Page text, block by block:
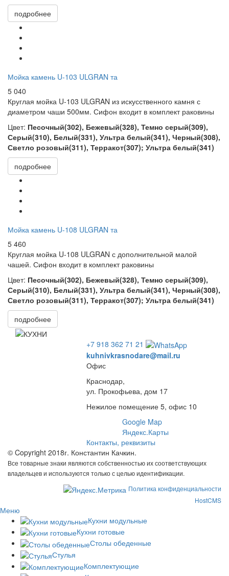
подробнее
Мойка камень U-103 ULGRAN та
5 040
Круглая мойка U-103 ULGRAN из искусственного камня с
диаметром чаши 500мм. Сифон входит в комплект раковины
Цвет: Песочный(302), Бежевый(328), Темно серый(309),
Серый(310), Белый(331), Ультра белый(341), Черный(308),
Светло розовый(311), Терракот(307); Ультра белый(341)
подробнее
Мойка камень U-108 ULGRAN та
5 460
Круглая мойка U-108 ULGRAN с дополнительной малой
чашей. Сифон входит в комплект раковины
Цвет: Песочный(302), Бежевый(328), Темно серый(309),
Серый(310), Белый(331), Ультра белый(341), Черный(308),
Светло розовый(311), Терракот(307); Ультра белый(341)
подробнее
+7 918 362 71 21
kuhnivkrasnodare@mail.ru
Офис
Краснодар,
ул. Прокофьева, дом 17
Нежилое помещение 5, офис 10
Google Map
Яндекс.Карты
Контакты, реквизиты
© Copyright 2018г. Константин Качкин.
Все товарные знаки являются собственностью их соответствующих
владельцев и используются только с целью идентификации.
Политика конфиденциальности
HostCMS
Меню
Кухни модульные
Кухни готовые
Столы обеденные
Стулья
Комплектующие